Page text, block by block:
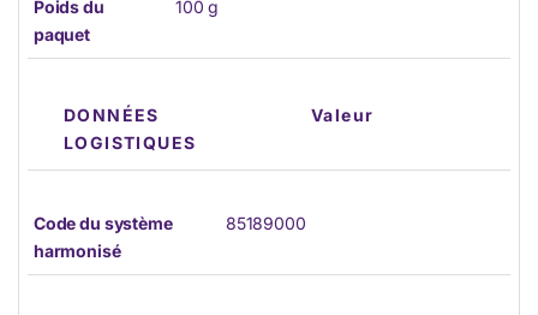
Poids du
paquet
100 g
DONNÉES
LOGISTIQUES
Valeur
Code du système
harmonisé
85189000